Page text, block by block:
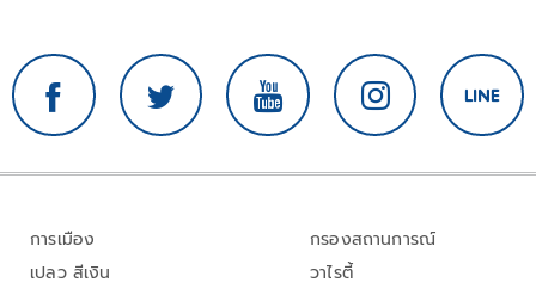
การเมือง
เปลว สีเงิน
กรองสถานการณ์
วาไรตี้